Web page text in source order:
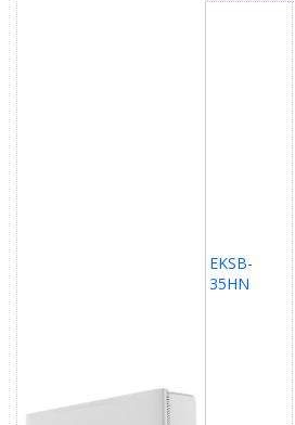
EKSB-
35HN